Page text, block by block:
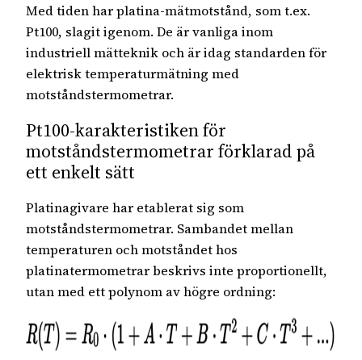
Med tiden har platina-mätmotstånd, som t.ex.
Pt100, slagit igenom. De är vanliga inom
industriell mätteknik och är idag standarden för
elektrisk temperaturmätning med
motståndstermometrar.
Pt100-karakteristiken för
motståndstermometrar förklarad på
ett enkelt sätt
Platinagivare har etablerat sig som
motståndstermometrar. Sambandet mellan
temperaturen och motståndet hos
platinatermometrar beskrivs inte proportionellt,
utan med ett polynom av högre ordning: